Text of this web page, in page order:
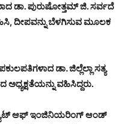
ಡಾ. ಪುರುಷೋತ್ತಮ್ ಜಿ. ಸರ್ವದೆ
ದೀಪವನ್ನು ಬೆಳಗಿಸುವ ಮೂಲಕ
ಡಾ. ಜಿಲ್ಲೆಲ್ಲಾ ಸತ್ಯ
ವಹಿಸಿದ್ದರು.
ಆಫ್ ಇಂಜಿನಿಯರಿಂಗ್ ಆಂಡ್